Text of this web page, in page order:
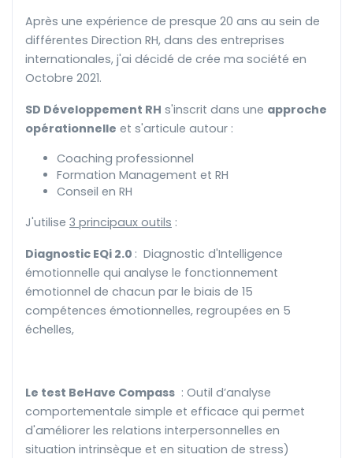
Après une expérience de presque 20 ans au sein de
différentes Direction RH, dans des entreprises
internationales, j'ai décidé de crée ma société en
Octobre 2021.
SD Développement RH s'inscrit dans une approche
opérationnelle et s'articule autour :
Coaching professionnel
Formation Management et RH
Conseil en RH
J'utilise 3 principaux outils :
Diagnostic EQi 2.0 : Diagnostic d'Intelligence
émotionnelle qui analyse le fonctionnement
émotionnel de chacun par le biais de 15
compétences émotionnelles, regroupées en 5
échelles,
Le test BeHave Compass : Outil d’analyse
comportementale simple et efficace qui permet
d'améliorer les relations interpersonnelles en
situation intrinsèque et en situation de stress)